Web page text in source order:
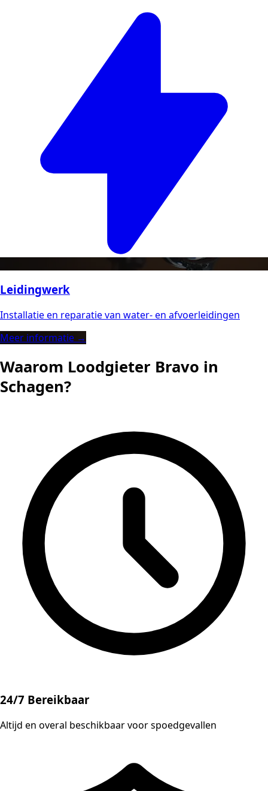
Leidingwerk
Installatie en reparatie van water- en afvoerleidingen
Meer informatie →
Waarom Loodgieter Bravo in
Schagen?
24/7 Bereikbaar
Altijd en overal beschikbaar voor spoedgevallen